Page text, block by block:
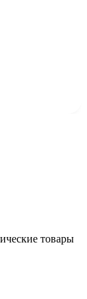
товары